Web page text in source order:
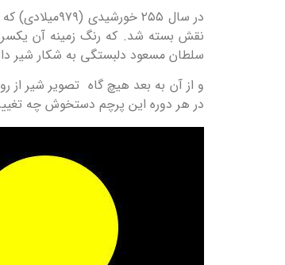
در سال ۲۵۵
سلطان مسعود دلبستگی به شکار شیر
در هر دوره این پرچم دستخوش چه